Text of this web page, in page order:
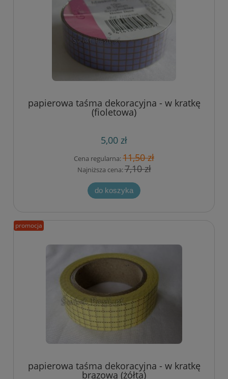
papierowa taśma dekoracyjna - w kratkę
(fioletowa)
5,00 zł
Cena regularna:11,50 zł
Najniższa cena:7,10 zł
do koszyka
papierowa taśma dekoracyjna - w kratkę
brązową (żółta)
promocja